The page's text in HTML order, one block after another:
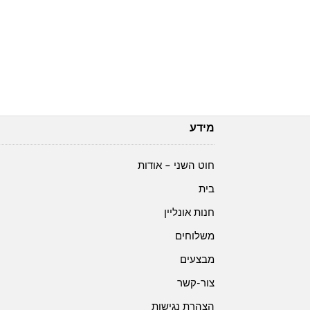
מידע
חוט השני – אודות
בית
חנות אונליין
משלוחים
מבצעים
צור-קשר
הצהרת נגישות